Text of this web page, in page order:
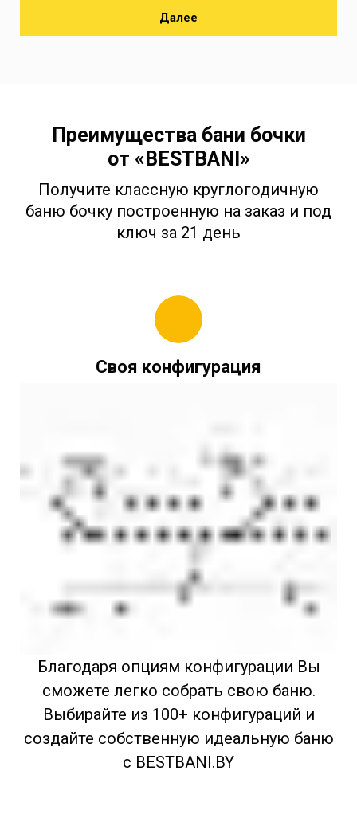
Далее
Преимущества бани бочки
от «BESTBANI»
Получите классную круглогодичную
баню бочку построенную на заказ и под
ключ за 21 день
Своя конфигурация
Благодаря опциям конфигурации Вы
сможете легко собрать свою баню.
Выбирайте из 100+ конфигураций и
создайте собственную идеальную баню
с BESTBANI.BY